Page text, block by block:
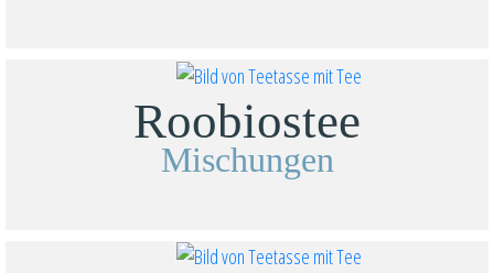
Roobiostee
Mischungen